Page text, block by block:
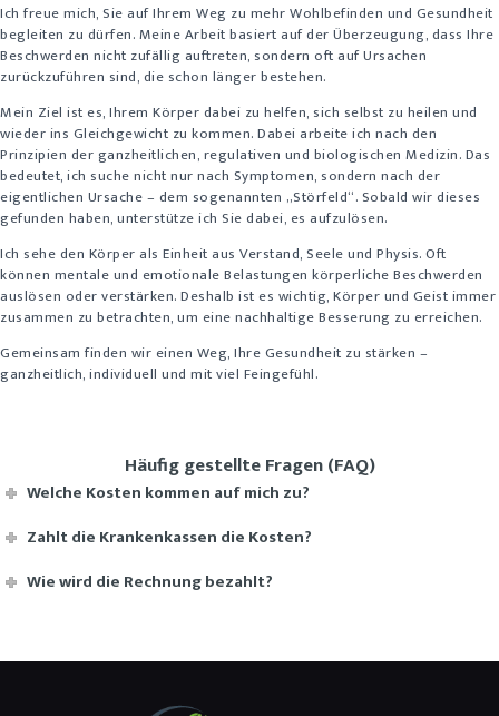
Ich freue mich, Sie auf Ihrem Weg zu mehr Wohlbefinden und Gesundheit
begleiten zu dürfen. Meine Arbeit basiert auf der Überzeugung, dass Ihre
Beschwerden nicht zufällig auftreten, sondern oft auf Ursachen
zurückzuführen sind, die schon länger bestehen.
Mein Ziel ist es, Ihrem Körper dabei zu helfen, sich selbst zu heilen und
wieder ins Gleichgewicht zu kommen. Dabei arbeite ich nach den
Prinzipien der ganzheitlichen, regulativen und biologischen Medizin. Das
bedeutet, ich suche nicht nur nach Symptomen, sondern nach der
eigentlichen Ursache – dem sogenannten „Störfeld“. Sobald wir dieses
gefunden haben, unterstütze ich Sie dabei, es aufzulösen.
Ich sehe den Körper als Einheit aus Verstand, Seele und Physis. Oft
können mentale und emotionale Belastungen körperliche Beschwerden
auslösen oder verstärken. Deshalb ist es wichtig, Körper und Geist immer
zusammen zu betrachten, um eine nachhaltige Besserung zu erreichen.
Gemeinsam finden wir einen Weg, Ihre Gesundheit zu stärken –
ganzheitlich, individuell und mit viel Feingefühl.
Häufig gestellte Fragen (FAQ)
Welche Kosten kommen auf mich zu?
Zahlt die Krankenkassen die Kosten?
Wie wird die Rechnung bezahlt?